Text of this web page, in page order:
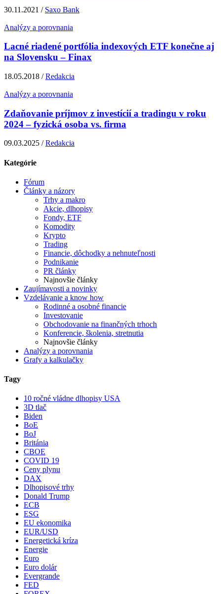
30.11.2021 / Saxo Bank
Analýzy a porovnania
Lacné riadené portfólia indexových ETF konečne aj
na Slovensku – Finax
18.05.2018 /Redakcia
Analýzy a porovnania
Zdaňovanie príjmov z investícií a tradingu v roku
2024 – fyzická osoba vs. firma
09.03.2025 /Redakcia
Kategórie
Fórum
Články a názory
Trhy a makro
Akcie, dlhopisy
Fondy, ETF
Komodity
Krypto
Trading
Financie, dôchodky a nehnuteľnosti
Podnikanie
PR články
Najnovšie články
Zaujímavosti a novinky
Vzdelávanie a know how
Rodinné a osobné financie
Investovanie
Obchodovanie na finančných trhoch
Konferencie, školenia, stretnutia
Najnovšie články
Analýzy a porovnania
Grafy a kalkulačky
Tagy
10 ročné vládne dlhopisy USA
3D tlač
Biden
BoE
BoJ
Británia
CBOE
COVID 19
Ceny plynu
DAX
Dlhopisové trhy
Donald Trump
ECB
ESG
EU ekonomika
EUR/USD
Energetická kríza
Energie
Euro
Euro dolár
Evergrande
FED